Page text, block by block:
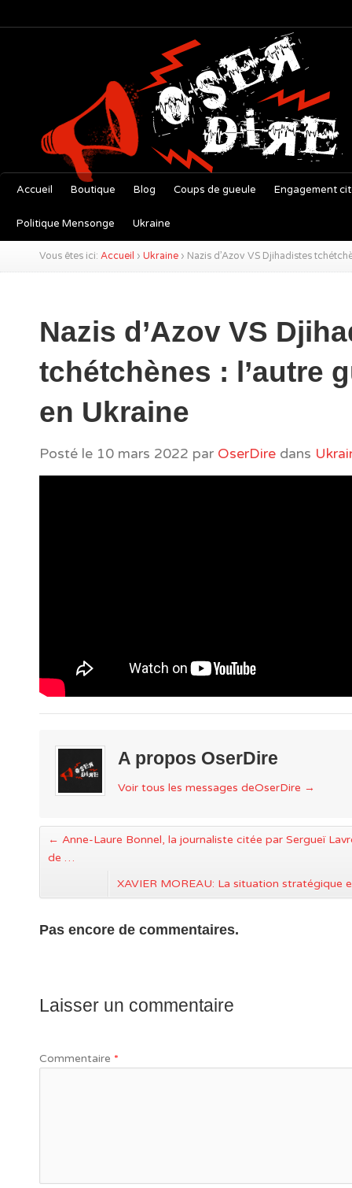
Accueil Boutique Blog Coups de gueule Engagement
Politique Mensonge Ukraine
Vous êtes ici: Accueil › Ukraine › Nazis d’Azov VS Djihadistes
Nazis d’Azov VS
tchétchènes : l’autre
en Ukraine
Posté le 10 mars 2022 par OserDire dans
A propos OserDire
Voir tous les messages deOserDire →
← Anne-Laure Bonnel, la journaliste citée par Sergueï
de …
XAVIER MOREAU: La situation stratégique
Pas encore de commentaires.
Laisser un commentaire
Commentaire *